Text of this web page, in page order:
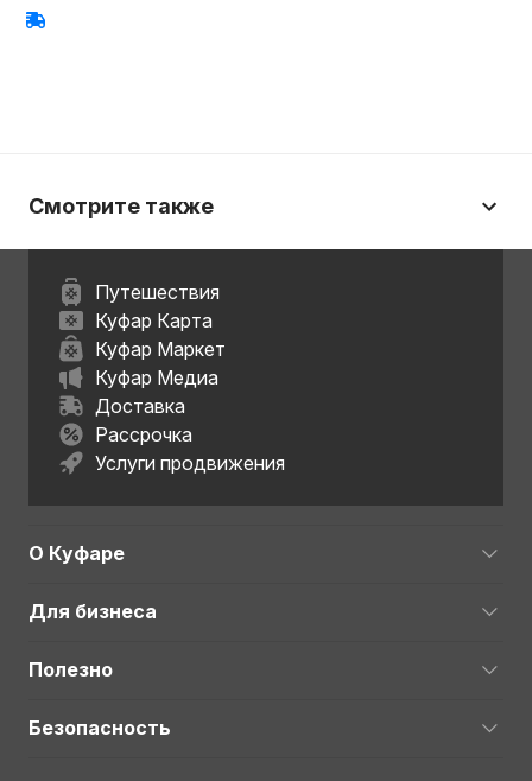
Смотрите также
Путешествия
Куфар Карта
Куфар Маркет
Куфар Медиа
Доставка
Рассрочка
Услуги продвижения
О Куфаре
Для бизнеса
Полезно
Безопасность